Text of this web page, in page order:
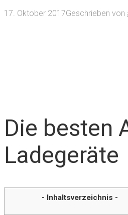
17. Oktober 2017Geschrieben von
Die besten
Ladegeräte
- Inhaltsverzeichnis -